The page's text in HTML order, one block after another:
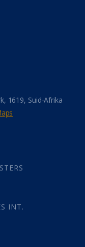
1619, Suid-Afrika
INT.